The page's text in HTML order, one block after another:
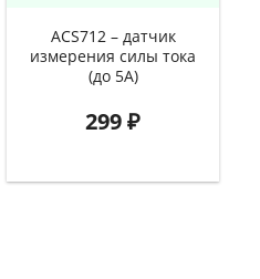
ACS712 – датчик
измерения силы тока
(до 5А)
299₽